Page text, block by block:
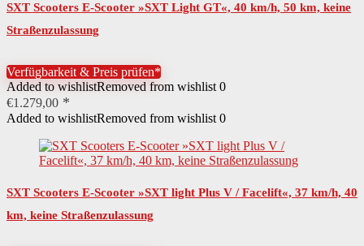
Ladezeit Akku 3 Std.
Typ Akku Lithium-Ionen-Akku
Leistung Akku 280,8 Wh
SXT Scooters E-Scooter »SXT Light GT«, 40 km/h, 50 km, keine
Straßenzulassung
Verfügbarkeit & Preis prüfen*
Added to wishlistRemoved from wishlist 0
€1.279,00
Added to wishlistRemoved from wishlist 0
SXT Scooters E-Scooter »SXT light Plus V / Facelift«, 37 km/h, 40
km, keine Straßenzulassung